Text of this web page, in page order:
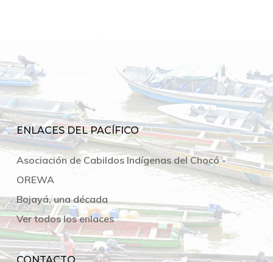
ENLACES DEL PACÍFICO
Asociación de Cabildos Indígenas del Chocó -
OREWA
Bojayá, una década
Ver todos los enlaces